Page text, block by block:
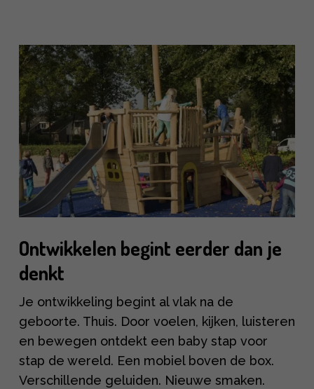
Ontwikkelen begint eerder dan je
denkt
Je ontwikkeling begint al vlak na de
geboorte. Thuis. Door voelen, kijken, luisteren
en bewegen ontdekt een baby stap voor
stap de wereld. Een mobiel boven de box.
Verschillende geluiden. Nieuwe smaken.